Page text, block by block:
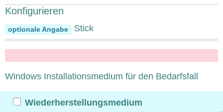
Konfigurieren
Bootfähiger USB Stick
optionale Angabe
x
Windows Installationsmedium für den Bedarfsfall
Wiederherstellungsmedium